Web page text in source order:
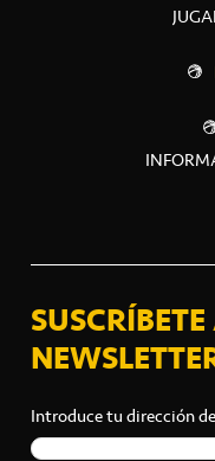
Introduce tu dirección